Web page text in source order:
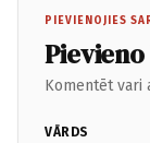
PIEVIENOJIES
Komentēt vari
VĀRDS